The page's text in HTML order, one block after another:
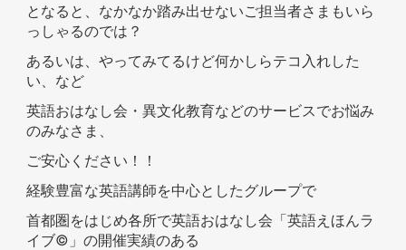
となると、なかなか踏み出せないご担当者さまもいら
っしゃるのでは？
あるいは、やってみてるけど何かしらテコ入れした
い、など
英語おはなし会・異文化教育などのサービスでお悩み
のみなさま、
ご安心ください！！
経験豊富な英語講師を中心としたグループで
首都圏をはじめ各所で英語おはなし会「英語えほんラ
イブ©」の開催実績のある